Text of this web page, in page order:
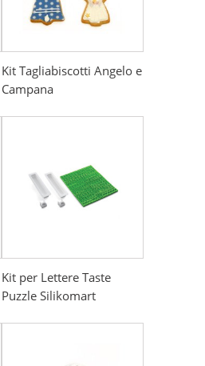
Kit Tagliabiscotti Angelo e
Campana
Kit per Lettere Taste
Puzzle Silikomart